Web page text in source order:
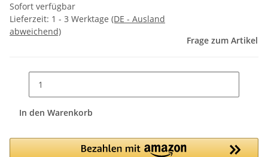
Sofort verfügbar
Lieferzeit: 1 - 3 Werktage (DE - Ausland
abweichend)
Frage zum Artikel
In den Warenkorb